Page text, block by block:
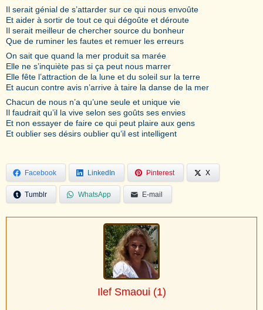
Il serait génial de s’attarder sur ce qui nous envoûte
Et aider à sortir de tout ce qui dégoûte et déroute
Il serait meilleur de chercher source du bonheur
Que de ruminer les fautes et remuer les erreurs
On sait que quand la mer produit sa marée
Elle ne s’inquiète pas si ça peut nous marrer
Elle fête l’attraction de la lune et du soleil sur la terre
Et aucun contre avis n’arrive à taire la danse de la mer
Chacun de nous n’a qu’une seule et unique vie
Il faudrait qu’il la vive selon ses goûts ses envies
Et non essayer de faire ce qui peut plaire aux gens
Et oublier ses désirs oublier qu’il est intelligent
Facebook LinkedIn Pinterest X
Tumblr WhatsApp E-mail
Ilef Smaoui (1)